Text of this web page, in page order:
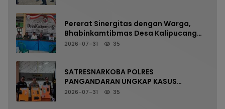
Pererat Sinergitas dengan Warga,
Bhabinkamtibmas Desa Kalipucang
Ikuti Rangkaian Milangkala Desa ke-
2026-07-31 35
SATRESNARKOBA POLRES
PANGANDARAN UNGKAP KASUS
NARKOTIKA MELALUI PRESS RELEASE
2026-07-31 35